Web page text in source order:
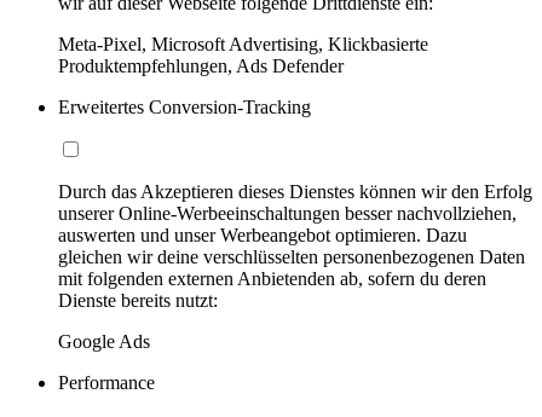
Meta-Pixel, Microsoft Advertising, Klickbasierte
Produktempfehlungen, Ads Defender
Erweitertes Conversion-Tracking
Durch das Akzeptieren dieses Dienstes können wir den Erfolg
unserer Online-Werbeeinschaltungen besser nachvollziehen,
auswerten und unser Werbeangebot optimieren. Dazu
gleichen wir deine verschlüsselten personenbezogenen Daten
mit folgenden externen Anbietenden ab, sofern du deren
Dienste bereits nutzt:
Google Ads
Performance